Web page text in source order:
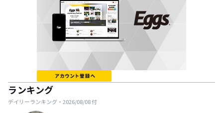
ランキング
デイリーランキング・ 2026/08/08付